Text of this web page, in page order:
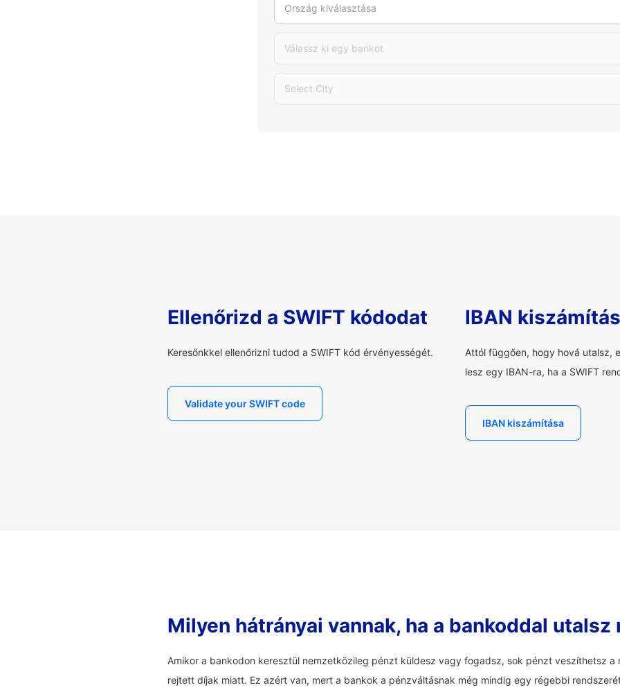
Ország kiválasztása
Válassz ki egy bankot
Select City
Ellenőrizd a SWIFT kódodat
Keresőnkkel ellenőrizni tudod a SWIFT kód érvényességét.
Validate your SWIFT code
IBAN
Attól függően, hogy hová utalsz,
lesz egy IBAN-ra, ha a SWIFT
IBAN kiszámítása
Milyen hátrányai vannak, ha a bankoddal
Amikor a bankodon keresztül nemzetközileg pénzt küldesz vagy fogadsz, sok pénzt veszíthetsz a
rejtett díjak miatt. Ez azért van, mert a bankok a pénzváltásnak még mindig egy régebbi